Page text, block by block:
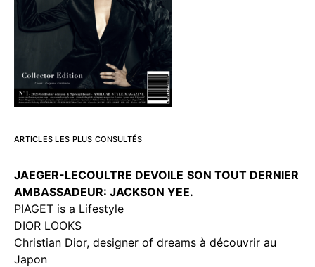
ARTICLES LES PLUS CONSULTÉS
JAEGER-LECOULTRE DEVOILE SON TOUT DERNIER
AMBASSADEUR: JACKSON YEE.
PIAGET is a Lifestyle
DIOR LOOKS
Christian Dior, designer of dreams à découvrir au
Japon